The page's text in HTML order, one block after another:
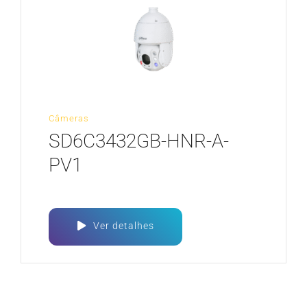
Câmeras
SD6C3432GB-HNR-A-
PV1
Ver detalhes